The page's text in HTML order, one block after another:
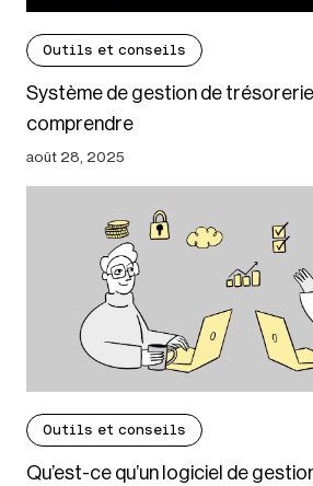
Outils et conseils
Système de gestion de
comprendre
août 28, 2025
Outils et conseils
Qu’est-ce qu’un logiciel de